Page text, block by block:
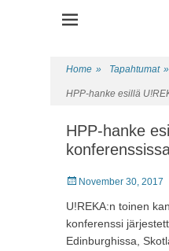
Home » Tapahtumat »
HPP-hanke esillä
HPP-hanke
Posted
November 30, 2017
U!REKA:n toinen
konferenssi
Edinburghissa,